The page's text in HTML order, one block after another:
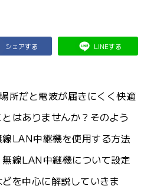
シェアする LINEする
所だと電波が届きにくく快適
はありませんか？そのよう
LAN中継機を使用する方法
線LAN中継機について設定
を中心に解説していきま